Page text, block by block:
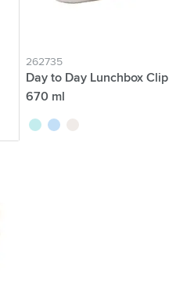
262735
Day to Day Lunchbox Clip
670 ml
turquoise
bleu